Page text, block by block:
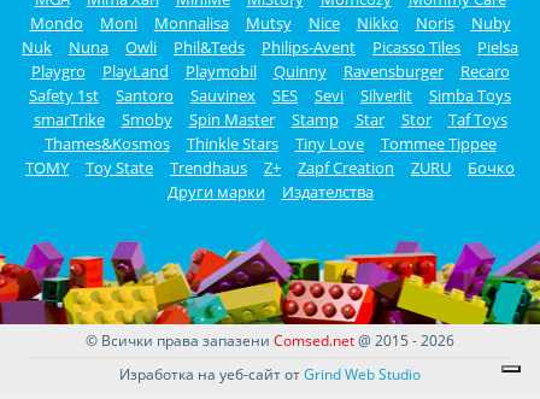
Mondo
Moni Monnalisa Mutsy Nice Nikko Noris
Nuby
Nuk
Nuna Owli Phil&Teds Philips-Avent Picasso Tiles
Pielsa
Playgro
PlayLand Playmobil Quinny Ravensburger
Recaro
Safety 1st
Santoro Sauvinex SES Sevi Silverlit
Simba Toys
smarTrike
Smoby Spin Master Stamp Star Stor
Taf Toys
Thames&Kosmos
Thinkle Stars Tiny Love
Tommee Tippee
TOMY
Toy State Trendhaus Z+ Zapf Creation ZURU
Бочко
Други марки
Издателства
© Всички права запазени Comsed.net@ 2015 - 2026
Изработка на уеб-сайт отGrind Web Studio